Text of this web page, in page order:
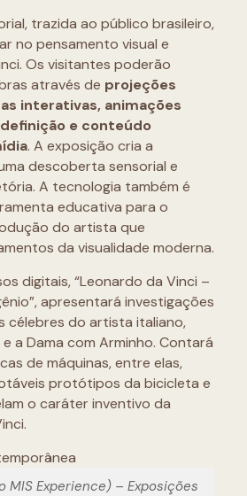
trazida ao público brasileiro,
no pensamento visual e
Os visitantes poderão
através de projeções
interativas, animações
e conteúdo
. A exposição cria a
descoberta sensorial e
A tecnologia também é
educativa para o
do artista que
da visualidade moderna.
digitais, “Leonardo da Vinci –
apresentará investigações
célebres do artista italiano,
a Dama com Arminho. Contará
de máquinas, entre elas,
protótipos da bicicleta e
o caráter inventivo da
MIS Experience) – Exposições